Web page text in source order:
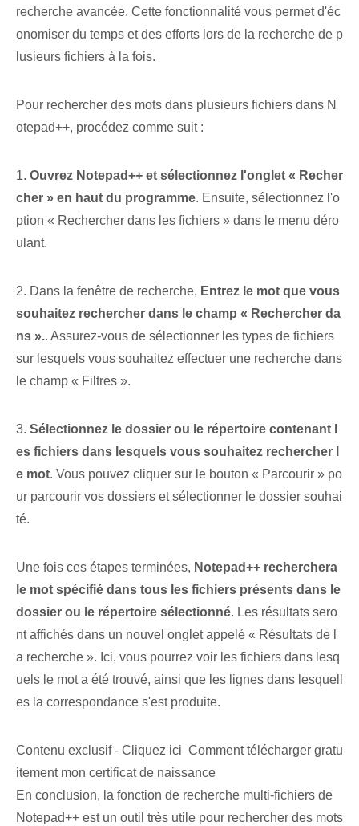
recherche avancée. Cette fonctionnalité vous permet d'éc
onomiser du temps et des efforts lors de la recherche de p
lusieurs fichiers à la fois.
Pour rechercher des mots dans plusieurs fichiers dans N
otepad++, procédez comme suit :
1. Ouvrez Notepad++ et sélectionnez l'onglet « Recher
cher » en haut du programme. Ensuite, sélectionnez l'o
ption « Rechercher dans les fichiers » dans le menu déro
ulant.
2. Dans la fenêtre de recherche, Entrez le mot que vous
souhaitez rechercher dans le champ « Rechercher da
ns ».. Assurez-vous de sélectionner les types de fichiers
sur lesquels vous souhaitez effectuer une recherche dans
le champ « Filtres ».
3. Sélectionnez le dossier ou le répertoire contenant l
es fichiers dans lesquels vous souhaitez rechercher l
e mot. Vous pouvez cliquer sur le bouton « Parcourir » po
ur parcourir vos dossiers et sélectionner le dossier souhai
té.
Une fois ces étapes terminées, Notepad++ recherchera
le mot spécifié dans tous les fichiers présents dans le
dossier ou le répertoire sélectionné. Les résultats sero
nt affichés dans un nouvel onglet appelé « Résultats de l
a recherche ». Ici, vous pourrez voir les fichiers dans lesq
uels le mot a été trouvé, ainsi que les lignes dans lesquell
es la correspondance s'est produite.
Contenu exclusif - Cliquez ici Comment télécharger gratu
itement mon certificat de naissance
En conclusion, la fonction de recherche multi-fichiers de
Notepad++ est un outil très utile pour rechercher des mots